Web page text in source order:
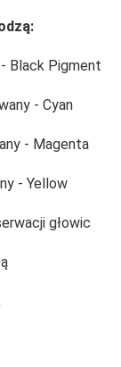
Black Pigment
- Cyan
- Magenta
- Yellow
głowic